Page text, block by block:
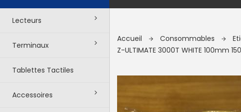
Lecteurs
Terminaux
Tablettes Tactiles
Accessoires
Accueil Consommables
Z-ULTIMATE 3000T WHITE 100mm